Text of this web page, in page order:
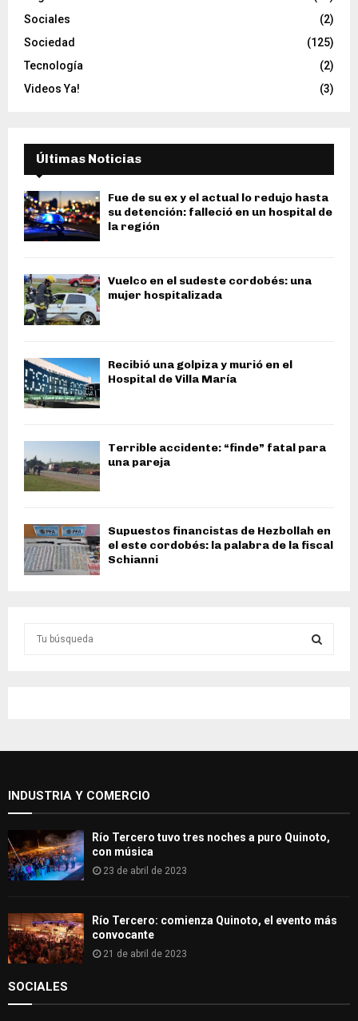
Sociales
(2)
Sociedad
(125)
Tecnología
(2)
Videos Ya!
(3)
Últimas Noticias
Fue de su ex y el actual lo redujo hasta
su detención: falleció en un hospital de
la región
Vuelco en el sudeste cordobés: una
mujer hospitalizada
Recibió una golpiza y murió en el
Hospital de Villa María
Terrible accidente: “finde” fatal para
una pareja
Supuestos financistas de Hezbollah en
el este cordobés: la palabra de la fiscal
Schianni
o
H
INDUSTRIA Y COMERCIO
Río Tercero tuvo tres noches a puro Quinoto,
con música
23 de abril de 2023
Río Tercero: comienza Quinoto, el evento más
convocante
21 de abril de 2023
SOCIALES